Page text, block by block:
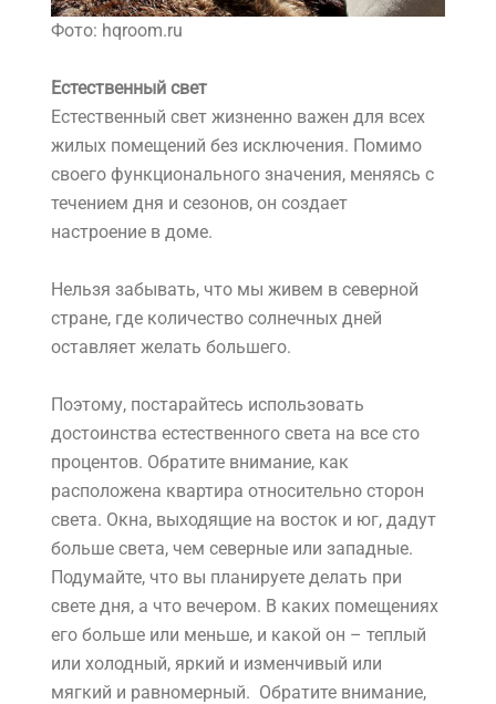
Фото: hqroom.ru
Естественный свет
Естественный свет жизненно важен для всех
жилых помещений без исключения. Помимо
своего функционального значения, меняясь с
течением дня и сезонов, он создает
настроение в доме.
Нельзя забывать, что мы живем в северной
стране, где количество солнечных дней
оставляет желать большего.
Поэтому, постарайтесь использовать
достоинства естественного света на все сто
процентов. Обратите внимание, как
расположена квартира относительно сторон
света. Окна, выходящие на восток и юг, дадут
больше света, чем северные или западные.
Подумайте, что вы планируете делать при
свете дня, а что вечером. В каких помещениях
его больше или меньше, и какой он – теплый
или холодный, яркий и изменчивый или
мягкий и равномерный. Обратите внимание,